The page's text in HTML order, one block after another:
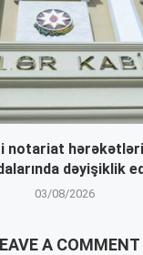
notariat
dəyişiklik
03/08/2026
A COMMENT